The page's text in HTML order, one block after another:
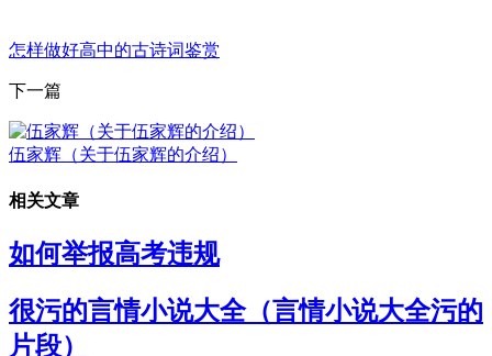
怎样做好高中的古诗词鉴赏
下一篇
伍家辉（关于伍家辉的介绍）
相关文章
如何举报高考违规
很污的言情小说大全（言情小说大全污的
片段）